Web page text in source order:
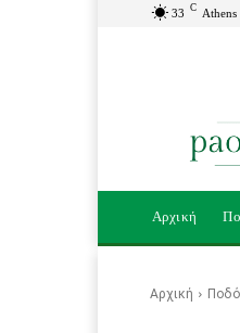
33 C Athens
Αρχική
Αρχική